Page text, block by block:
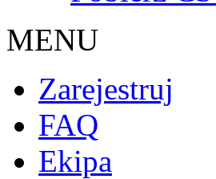
MENU
Zarejestruj
FAQ
Ekipa